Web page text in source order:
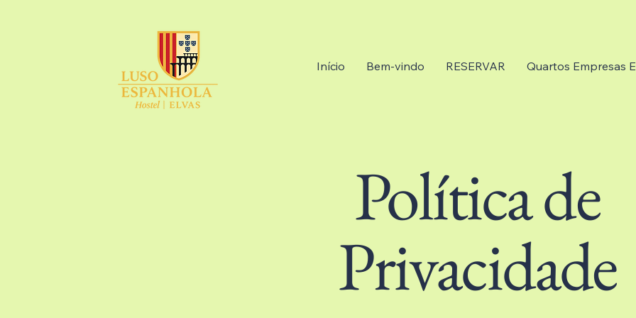
Início Bem-vindo RESERVAR Quartos Empresas
Política de
Privacidade